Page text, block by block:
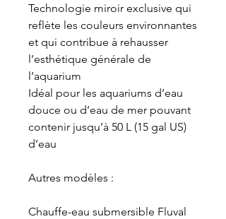
Technologie miroir exclusive qui
reflète les couleurs environnantes
et qui contribue à rehausser
l’esthétique générale de
l’aquarium
Idéal pour les aquariums d’eau
douce ou d’eau de mer pouvant
contenir jusqu’à 50 L (15 gal US)
d’eau
Autres modèles :
Chauffe-eau submersible Fluval